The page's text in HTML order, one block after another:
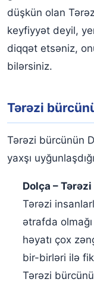
düşkün olan
keyfiyyət deyil,
diqqət etsəniz,
bilərsiniz.
Tərəzi
Tərəzi bürcünün
yaxşı
Dolça –
Tərəzi
ətrafda
həyatı çox
bir-birləri ilə
Tərəzi